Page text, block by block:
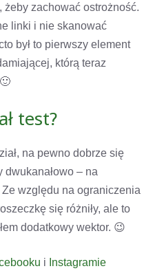
żeby zachować ostrożność.
linki i nie skanować
był to pierwszy element
którą teraz
test?
na pewno dobrze się
dwukanałowo – na
względu na ograniczenia
się różniły, ale to
dodatkowy wektor. 😉
i Instagramie